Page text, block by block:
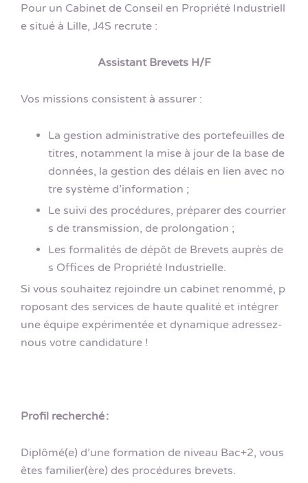
Pour un Cabinet de Conseil en Propriété Industriell
e situé à Lille, J4S recrute :
Assistant Brevets H/F
Vos missions consistent à assurer :
La gestion administrative des portefeuilles de
titres, notamment la mise à jour de la base de
données, la gestion des délais en lien avec no
tre système d’information ;
Le suivi des procédures, préparer des courrier
s de transmission, de prolongation ;
Les formalités de dépôt de Brevets auprès de
s Offices de Propriété Industrielle.
Si vous souhaitez rejoindre un cabinet renommé, p
roposant des services de haute qualité et intégrer
une équipe expérimentée et dynamique adressez-
nous votre candidature !
Profil recherché :
Diplômé(e) d’une formation de niveau Bac+2, vous
êtes familier(ère) des procédures brevets.